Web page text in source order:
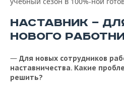
НАСТАВНИК —
НОВОГО
— Для новых сотрудников
наставничества. Какие
решить?